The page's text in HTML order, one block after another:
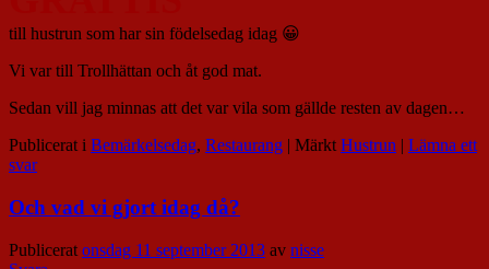
till hustrun som har sin födelsedag idag 😀
Vi var till Trollhättan och åt god mat.
Sedan vill jag minnas att det var vila som gällde resten av dagen…
Publicerat i Bemärkelsedag, Restaurang | Märkt Hustrun | Lämna ett
svar
Och vad vi gjort idag då?
Publicerat onsdag 11 september 2013 av nisse